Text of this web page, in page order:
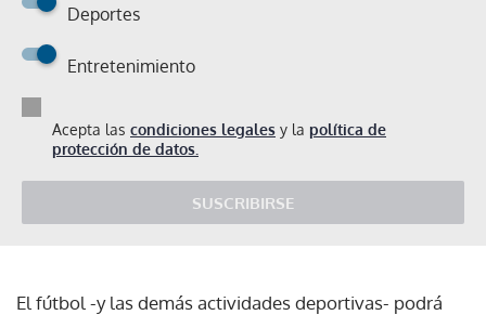
Deportes
Entretenimiento
Acepta las condiciones legales y la política de
protección de datos.
SUSCRIBIRSE
El fútbol -y las demás actividades deportivas- podrá